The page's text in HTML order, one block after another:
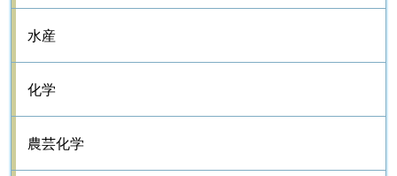
水産
化学
農芸化学